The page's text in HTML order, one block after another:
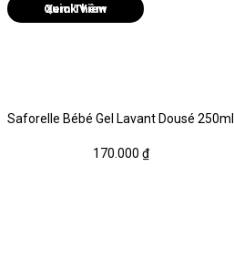
Quick View
Saforelle Bébé Gel Lavant Dousé 250ml
170.000 ₫